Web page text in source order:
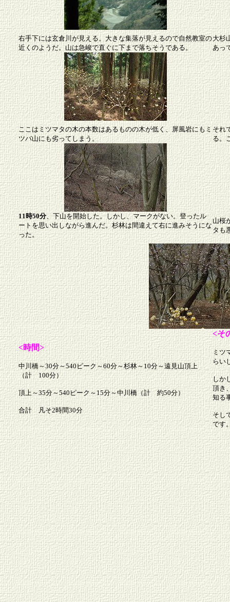
右手下には玄倉川が見える。大きな集落が見えるので自然教室の
近くのようだ。山は急峻で直ぐに下まで落ちそうである。
大杉
あっ
ここはミツマタの木の本数はあるものの木が低く、屏風岩にもミ
ツバ山にも劣ってしまう。
それ
る。
11時50分、下山を開始した。しかし、マークがない。登ったル
ートを思い出しながら進んだ。杉林は間違えて右に進みそうにな
った。
山桜
タも
<時間>
中川橋～30分～540ピーク～60分～杉林～10分～遠見山頂上
（計 100分）
頂上～35分～540ピーク～15分～中川橋（計 約50分）
合計 凡そ2時間30分
<そ
ミツ
らい
しか
頂き
知る
そし
です